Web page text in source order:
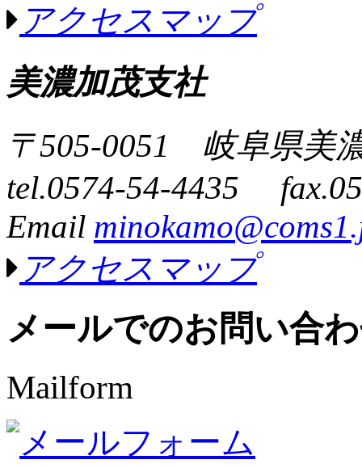
アクセスマップ
美濃加茂支社
〒505-0051 岐阜県美
tel.0574-54-4435
Email
アクセスマップ
メールでのお問い合
Mailform